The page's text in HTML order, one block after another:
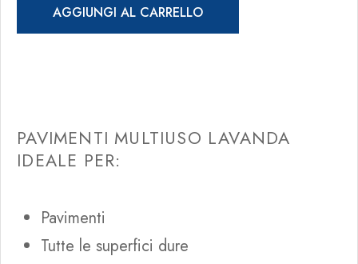
AGGIUNGI AL CARRELLO
PAVIMENTI MULTIUSO LAVANDA
IDEALE PER:
Pavimenti
Tutte le superfici dure